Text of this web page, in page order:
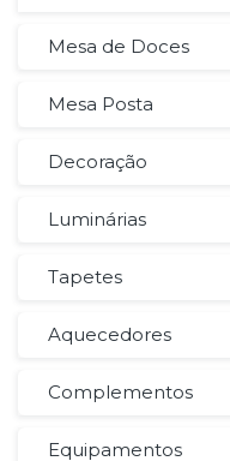
Mesa de Doces
Mesa Posta
Decoração
Luminárias
Tapetes
Aquecedores
Complementos
Equipamentos